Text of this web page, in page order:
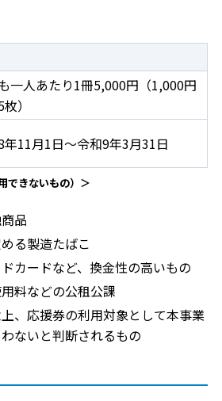
一人あたり1冊5,000円（1,000円
）
年11月1日〜令和9年3月31日
できないもの）＞
品
る製造たばこ
カードなど、換金性の高いもの
料などの公租公課
、応援券の利用対象として本事業
ないと判断されるもの